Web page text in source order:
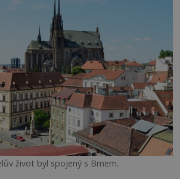
život byl spojený s Brnem.